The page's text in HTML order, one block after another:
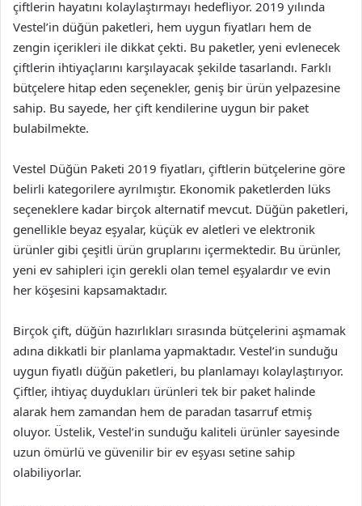
çiftlerin hayatını kolaylaştırmayı hedefliyor. 2019 yılında
Vestel’in düğün paketleri, hem uygun fiyatları hem de
zengin içerikleri ile dikkat çekti. Bu paketler, yeni evlenecek
çiftlerin ihtiyaçlarını karşılayacak şekilde tasarlandı. Farklı
bütçelere hitap eden seçenekler, geniş bir ürün yelpazesine
sahip. Bu sayede, her çift kendilerine uygun bir paket
bulabilmekte.
Vestel Düğün Paketi 2019 fiyatları, çiftlerin bütçelerine göre
belirli kategorilere ayrılmıştır. Ekonomik paketlerden lüks
seçeneklere kadar birçok alternatif mevcut. Düğün paketleri,
genellikle beyaz eşyalar, küçük ev aletleri ve elektronik
ürünler gibi çeşitli ürün gruplarını içermektedir. Bu ürünler,
yeni ev sahipleri için gerekli olan temel eşyalardır ve evin
her köşesini kapsamaktadır.
Birçok çift, düğün hazırlıkları sırasında bütçelerini aşmamak
adına dikkatli bir planlama yapmaktadır. Vestel’in sunduğu
uygun fiyatlı düğün paketleri, bu planlamayı kolaylaştırıyor.
Çiftler, ihtiyaç duydukları ürünleri tek bir paket halinde
alarak hem zamandan hem de paradan tasarruf etmiş
oluyor. Üstelik, Vestel’in sunduğu kaliteli ürünler sayesinde
uzun ömürlü ve güvenilir bir ev eşyası setine sahip
olabiliyorlar.